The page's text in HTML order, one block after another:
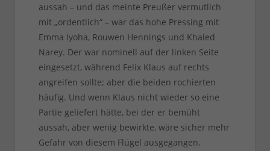
aussah – und das meinte Preußer vermutlich
mit „ordentlich“ – war das hohe Pressing mit
Emma Iyoha, Rouwen Hennings und Khaled
Narey. Der war nominell auf der linken Seite
eingesetzt, während Felix Klaus auf rechts
angreifen sollte; aber die beiden rochierten
häufig. Und wenn Klaus nicht wieder so eine
Partie geliefert hätte, bei der er bemüht
aussah, aber wenig bewirkte, wäre sicher mehr
Gefahr von diesem Flügel ausgegangen.